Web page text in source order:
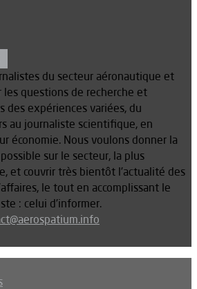
du secteur aéronautique et
les questions de recherche et
des expériences variées, du
au journaliste scientifique, en
économie. Nous voulons donner la
sur le secteur, la plus
et couvrir très bientôt l’actualité des
le tout en accomplissant le
: celui d’informer.